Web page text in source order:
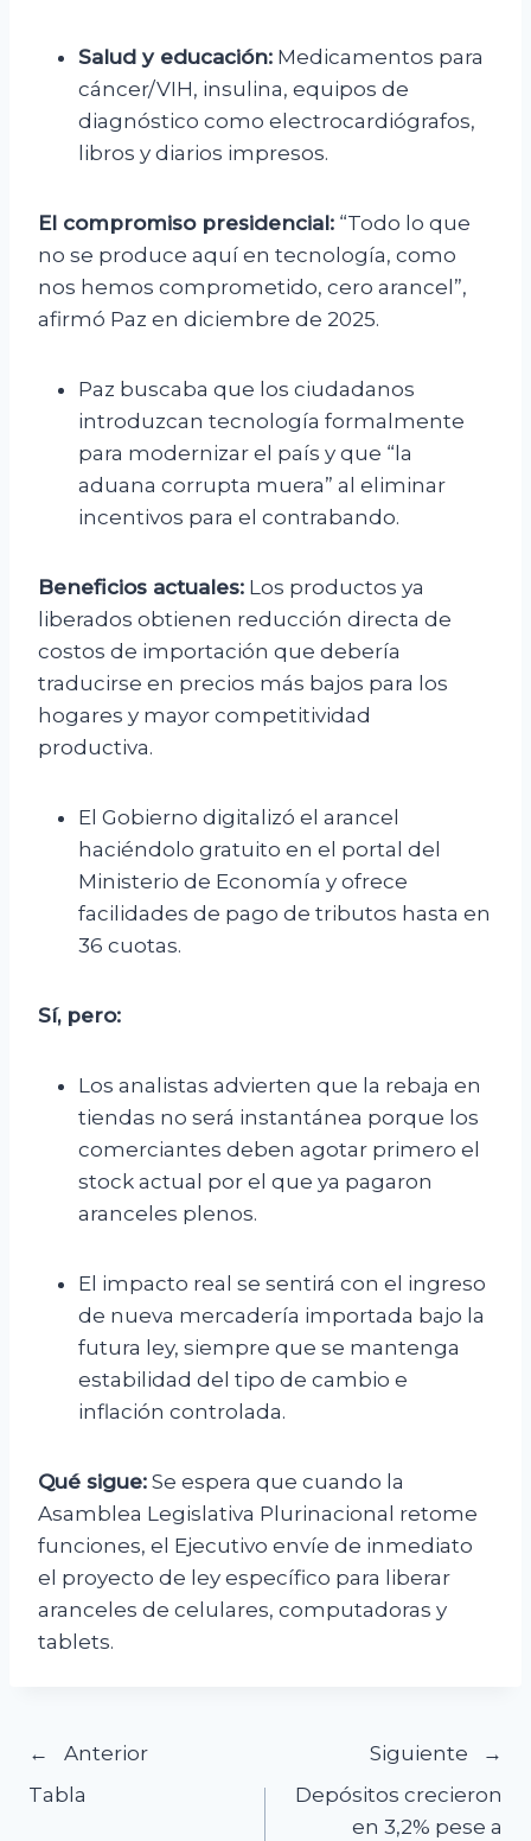
Salud y educación: Medicamentos para
cáncer/VIH, insulina, equipos de
diagnóstico como electrocardiógrafos,
libros y diarios impresos.
El compromiso presidencial: “Todo lo que
no se produce aquí en tecnología, como
nos hemos comprometido, cero arancel”,
afirmó Paz en diciembre de 2025.
Paz buscaba que los ciudadanos
introduzcan tecnología formalmente
para modernizar el país y que “la
aduana corrupta muera” al eliminar
incentivos para el contrabando.
Beneficios actuales: Los productos ya
liberados obtienen reducción directa de
costos de importación que debería
traducirse en precios más bajos para los
hogares y mayor competitividad
productiva.
El Gobierno digitalizó el arancel
haciéndolo gratuito en el portal del
Ministerio de Economía y ofrece
facilidades de pago de tributos hasta en
36 cuotas.
Sí, pero:
Los analistas advierten que la rebaja en
tiendas no será instantánea porque los
comerciantes deben agotar primero el
stock actual por el que ya pagaron
aranceles plenos.
El impacto real se sentirá con el ingreso
de nueva mercadería importada bajo la
futura ley, siempre que se mantenga
estabilidad del tipo de cambio e
inflación controlada.
Qué sigue: Se espera que cuando la
Asamblea Legislativa Plurinacional retome
funciones, el Ejecutivo envíe de inmediato
el proyecto de ley específico para liberar
aranceles de celulares, computadoras y
tablets.
Navegación
Anterior
Tabla
Siguiente
Depósitos crecieron
en 3,2% pese a